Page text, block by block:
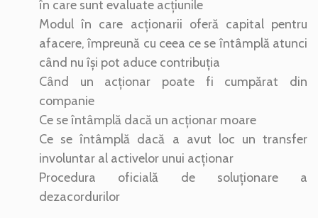
în care sunt evaluate acțiunile
Modul în care acționarii oferă capital pentru
afacere, împreună cu ceea ce se întâmplă atunci
când nu își pot aduce contribuția
Când un acționar poate fi cumpărat din
companie
Ce se întâmplă dacă un acționar moare
Ce se întâmplă dacă a avut loc un transfer
involuntar al activelor unui acționar
Procedura oficială de soluționare a
dezacordurilor